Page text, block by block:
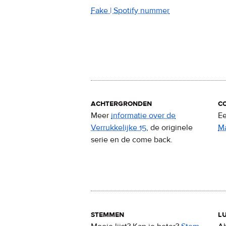
Fake | Spotify nummer
achtergronden
Meer informatie over de
Verrukkelijke 15, de originele
serie en de come back.
stemmen